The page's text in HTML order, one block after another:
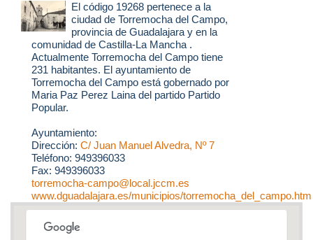
El código 19268 pertenece a la
ciudad de Torremocha del Campo,
provincia de Guadalajara y en la
comunidad de Castilla-La Mancha .
Actualmente Torremocha del Campo tiene
231 habitantes. El ayuntamiento de
Torremocha del Campo está gobernado por
Maria Paz Perez Laina del partido Partido
Popular.
Ayuntamiento:
Dirección: C/ Juan Manuel Alvedra, Nº 7
Teléfono: 949396033
Fax: 949396033
torremocha-campo@local.jccm.es
www.dguadalajara.es/municipios/torremocha_del_campo.htm